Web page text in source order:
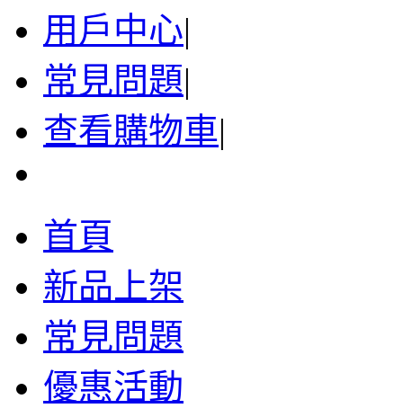
用戶中心|
常見問題|
查看購物車|
首頁
新品上架
常見問題
優惠活動